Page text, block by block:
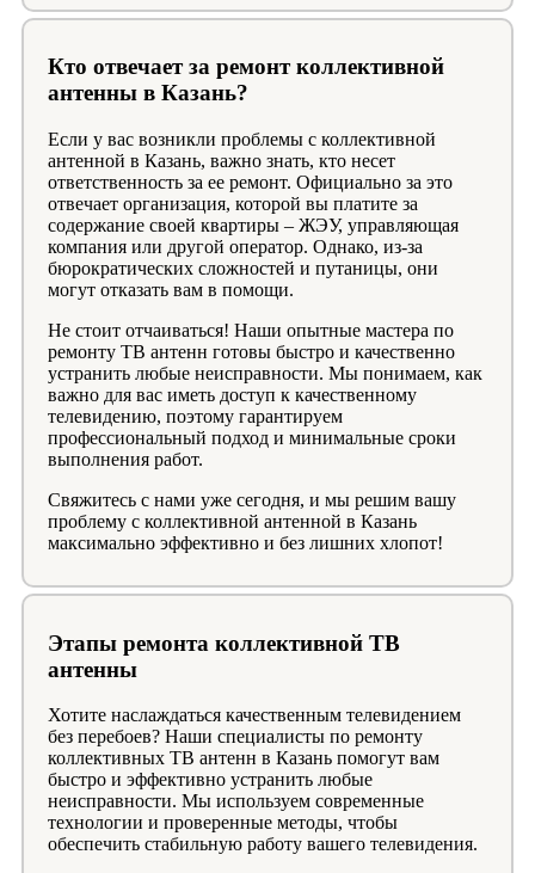
Кто отвечает за ремонт коллективной
антенны в Казань?
Если у вас возникли проблемы с коллективной
антенной в Казань, важно знать, кто несет
ответственность за ее ремонт. Официально за это
отвечает организация, которой вы платите за
содержание своей квартиры – ЖЭУ, управляющая
компания или другой оператор. Однако, из-за
бюрократических сложностей и путаницы, они
могут отказать вам в помощи.
Не стоит отчаиваться! Наши опытные мастера по
ремонту ТВ антенн готовы быстро и качественно
устранить любые неисправности. Мы понимаем, как
важно для вас иметь доступ к качественному
телевидению, поэтому гарантируем
профессиональный подход и минимальные сроки
выполнения работ.
Свяжитесь с нами уже сегодня, и мы решим вашу
проблему с коллективной антенной в Казань
максимально эффективно и без лишних хлопот!
Этапы ремонта коллективной ТВ
антенны
Хотите наслаждаться качественным телевидением
без перебоев? Наши специалисты по ремонту
коллективных ТВ антенн в Казань помогут вам
быстро и эффективно устранить любые
неисправности. Мы используем современные
технологии и проверенные методы, чтобы
обеспечить стабильную работу вашего телевидения.